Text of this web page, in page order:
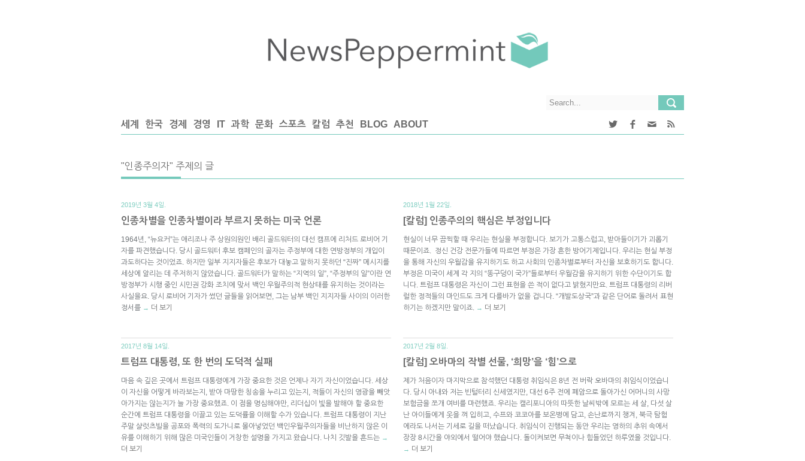
세계 한국 경제 경영 IT 과학 문화 스포츠 칼럼 추천 BLOG ABOUT
"인종주의자" 주제의 글
2019년 3월 4일.
인종차별을 인종차별이라 부르지 못하는 미국 언론
1964년, “뉴요커”는 애리조나 주 상원의원인 배리 골드워터의 대선 캠프에 리처드 로비어 기
자를 파견했습니다. 당시 골드워터 후보 캠페인의 골자는 주정부에 대한 연방정부의 개입이
과도하다는 것이었죠. 하지만 일부 지지자들은 후보가 대놓고 말하지 못하던 “진짜” 메시지를
세상에 알리는 데 주저하지 않았습니다. 골드워터가 말하는 “지역의 일”, “주정부의 일”이란 연
방정부가 시행 중인 시민권 강화 조치에 맞서 백인 우월주의적 현상태를 유지하는 것이라는
사실을요. 당시 로비어 기자가 썼던 글들을 읽어보면, 그는 남부 백인 지지자들 사이의 이러한
정서를 → 더 보기
2018년 1월 22일.
[칼럼] 인종주의의 핵심은 부정입니다
현실이 너무 끔찍할 때 우리는 현실을 부정합니다. 보기가 고통스럽고, 받아들이기가 괴롭기
때문이죠. 정신 건강 전문가들에 따르면 부정은 가장 흔한 방어기제입니다. 우리는 현실 부정
을 통해 자신의 우월감을 유지하기도 하고 사회의 인종차별로부터 자신을 보호하기도 합니다.
부정은 미국이 세계 각 지의 “똥구덩이 국가”들로부터 우월감을 유지하기 위한 수단이기도 합
니다. 트럼프 대통령은 자신이 그런 표현을 쓴 적이 없다고 밝혔지만요. 트럼프 대통령의 리버
럴한 정적들의 마인드도 크게 다를바가 없을 겁니다. “개발도상국”과 같은 단어로 돌려서 표현
하기는 하겠지만 말이죠. → 더 보기
2017년 8월 14일.
트럼프 대통령, 또 한 번의 도덕적 실패
마음 속 깊은 곳에서 트럼프 대통령에게 가장 중요한 것은 언제나 자기 자신이었습니다. 세상
이 자신을 어떻게 바라보는지, 받아 마땅한 칭송을 누리고 있는지, 적들이 자신의 영광을 빼앗
아가지는 않는지가 늘 가장 중요했죠. 이 점을 명심해야만, 리더십이 빛을 발해야 할 중요한
순간에 트럼프 대통령을 이끌고 있는 도덕률을 이해할 수가 있습니다. 트럼프 대통령이 지난
주말 샬럿츠빌을 공포와 폭력의 도가니로 몰아넣었던 백인우월주의자들을 비난하지 않은 이
유를 이해하기 위해 많은 미국인들이 거창한 설명을 가지고 왔습니다. 나치 깃발을 흔드는 →
더 보기
2017년 2월 8일.
[칼럼] 오바마의 작별 선물, ‘희망’을 ‘힘’으로
제가 처음이자 마지막으로 참석했던 대통령 취임식은 8년 전 버락 오바마의 취임식이었습니
다. 당시 아내와 저는 빈털터리 신세였지만, 대선 6주 전에 폐암으로 돌아가신 어머니의 사망
보험금을 쪼개 여비를 마련했죠. 우리는 캘리포니아의 따뜻한 날씨밖에 모르는 세 살, 다섯 살
난 아이들에게 옷을 껴 입히고, 수프와 코코아를 보온병에 담고, 손난로까지 챙겨, 북극 탐험
에라도 나서는 기세로 길을 떠났습니다. 취임식이 진행되는 동안 우리는 영하의 추위 속에서
장장 8시간을 야외에서 떨어야 했습니다. 돌이켜보면 무척이나 힘들었던 하루였을 것입니다.
→ 더 보기